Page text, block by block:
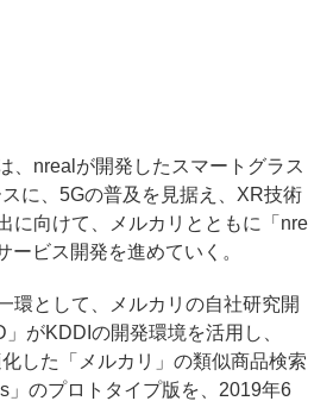
、nrealが開発したスマートグラス
スに、5Gの普及を見据え、XR技術
に向けて、メルカリとともに「nre
ービス開発を進めていく。
環として、メルカリの自社研究開
がKDDIの開発環境を活用し、
化した「メルカリ」の類似商品検索
」のプロトタイプ版を、2019年6